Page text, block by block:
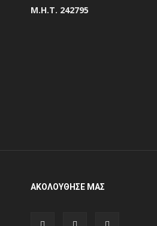
Μ.Η.Τ. 242795
ΑΚΟΛΟΥΘΗΣΕ ΜΑΣ